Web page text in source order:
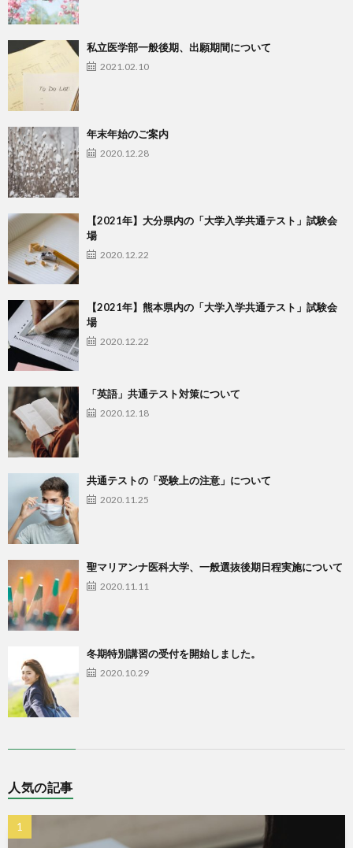
私立医学部一般後期、出願期間について
2021.02.10
年末年始のご案内
2020.12.28
【2021年】大分県内の「大学入学共通テスト」試験会
場
2020.12.22
【2021年】熊本県内の「大学入学共通テスト」試験会
場
2020.12.22
「英語」共通テスト対策について
2020.12.18
共通テストの「受験上の注意」について
2020.11.25
聖マリアンナ医科大学、一般選抜後期日程実施について
2020.11.11
冬期特別講習の受付を開始しました。
2020.10.29
人気の記事